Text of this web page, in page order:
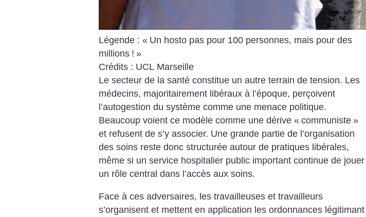
Légende : « Un hosto pas pour 100 personnes, mais pour des
millions ! »
Crédits : UCL Marseille
Le secteur de la santé constitue un autre terrain de tension. Les
médecins, majoritairement libéraux à l’époque, perçoivent
l’autogestion du système comme une menace politique.
Beaucoup voient ce modèle comme une dérive « communiste »
et refusent de s’y associer. Une grande partie de l’organisation
des soins reste donc structurée autour de pratiques libérales,
même si un service hospitalier public important continue de jouer
un rôle central dans l’accès aux soins.
Face à ces adversaires, les travailleuses et travailleurs
s’organisent et mettent en application les ordonnances légitimant